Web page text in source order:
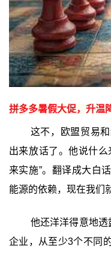
拼多多暑假大促，升温
这不，欧盟贸易
出来放话了。他说什
来实施”。翻译成大白
能源的依赖，现在我们
他还洋洋得意地透
企业，从至少3个不同